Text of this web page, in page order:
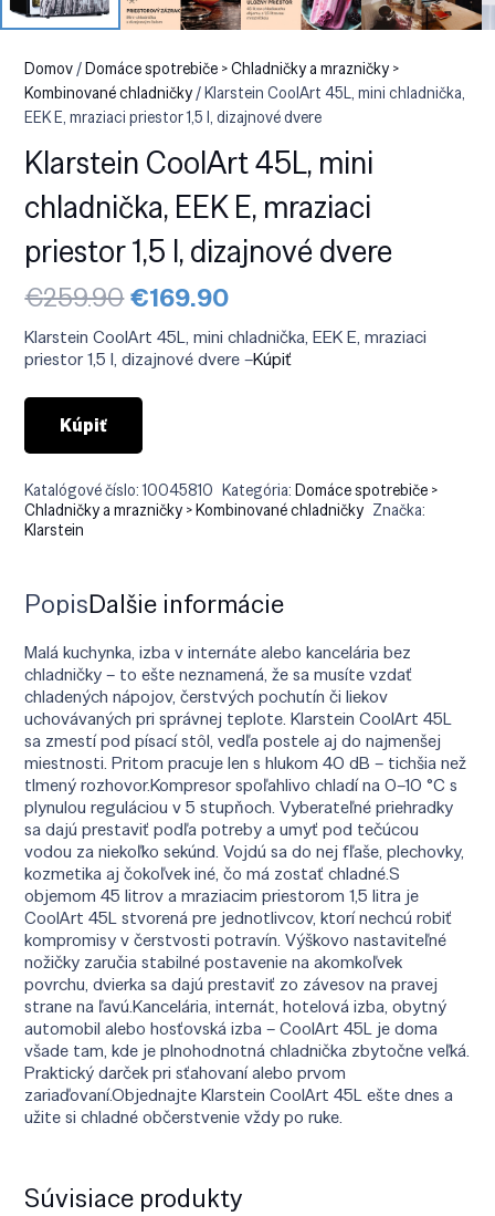
Domov/Domáce spotrebiče > Chladničky a mrazničky >
Kombinované chladničky/ Klarstein CoolArt 45L, mini chladnička,
EEK E, mraziaci priestor 1,5 l, dizajnové dvere
Klarstein CoolArt 45L, mini
chladnička, EEK E, mraziaci
priestor 1,5 l, dizajnové dvere
€259.90Pôvodná
cena
bola:
€259.90.
€169.90Aktuálna
je:
€169.90.
Klarstein CoolArt 45L, mini chladnička, EEK E, mraziaci
priestor 1,5 l, dizajnové dvere –Kúpiť
Kúpiť
Katalógové číslo:10045810 Kategória:Domáce spotrebiče >
Chladničky a mrazničky > Kombinované chladničky Značka:
Klarstein
PopisĎalšie informácie
Malá kuchynka, izba v internáte alebo kancelária bez
chladničky – to ešte neznamená, že sa musíte vzdať
chladených nápojov, čerstvých pochutín či liekov
uchovávaných pri správnej teplote. Klarstein CoolArt 45L
sa zmestí pod písací stôl, vedľa postele aj do najmenšej
miestnosti. Pritom pracuje len s hlukom 40 dB – tichšia než
tlmený rozhovor.Kompresor spoľahlivo chladí na 0–10 °C s
plynulou reguláciou v 5 stupňoch. Vyberateľné priehradky
sa dajú prestaviť podľa potreby a umyť pod tečúcou
vodou za niekoľko sekúnd. Vojdú sa do nej fľaše, plechovky,
kozmetika aj čokoľvek iné, čo má zostať chladné.S
objemom 45 litrov a mraziacim priestorom 1,5 litra je
CoolArt 45L stvorená pre jednotlivcov, ktorí nechcú robiť
kompromisy v čerstvosti potravín. Výškovo nastaviteľné
nožičky zaručia stabilné postavenie na akomkoľvek
povrchu, dvierka sa dajú prestaviť zo závesov na pravej
strane na ľavú.Kancelária, internát, hotelová izba, obytný
automobil alebo hosťovská izba – CoolArt 45L je doma
všade tam, kde je plnohodnotná chladnička zbytočne veľká.
Praktický darček pri sťahovaní alebo prvom
zariaďovaní.Objednajte Klarstein CoolArt 45L ešte dnes a
užite si chladné občerstvenie vždy po ruke.
Súvisiace produkty